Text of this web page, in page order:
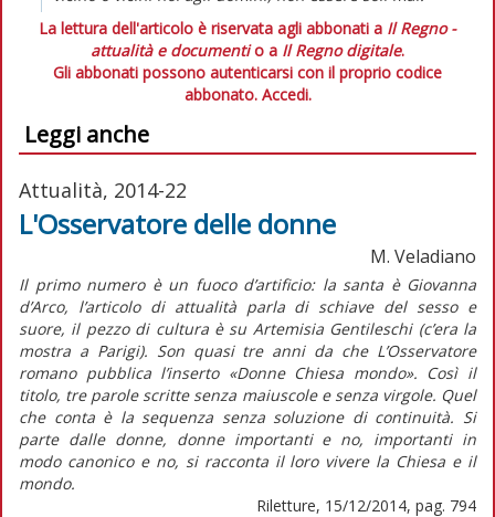
La lettura dell'articolo è riservata agli abbonati a Il Regno -
attualità e documentio a Il Regno digitale.
Gli abbonati possono autenticarsi con il proprio codice
abbonato. Accedi.
Leggi anche
Attualità, 2014-22
L'Osservatore delle donne
M. Veladiano
Il primo numero è un fuoco d’artificio: la santa è Giovanna
d’Arco, l’articolo di attualità parla di schiave del sesso e
suore, il pezzo di cultura è su Artemisia Gentileschi (c’era la
mostra a Parigi). Son quasi tre anni da che L’Osservatore
romano pubblica l’inserto «Donne Chiesa mondo». Così il
titolo, tre parole scritte senza maiuscole e senza virgole. Quel
che conta è la sequenza senza soluzione di continuità. Si
parte dalle donne, donne importanti e no, importanti in
modo canonico e no, si racconta il loro vivere la Chiesa e il
mondo.
Riletture, 15/12/2014, pag. 794